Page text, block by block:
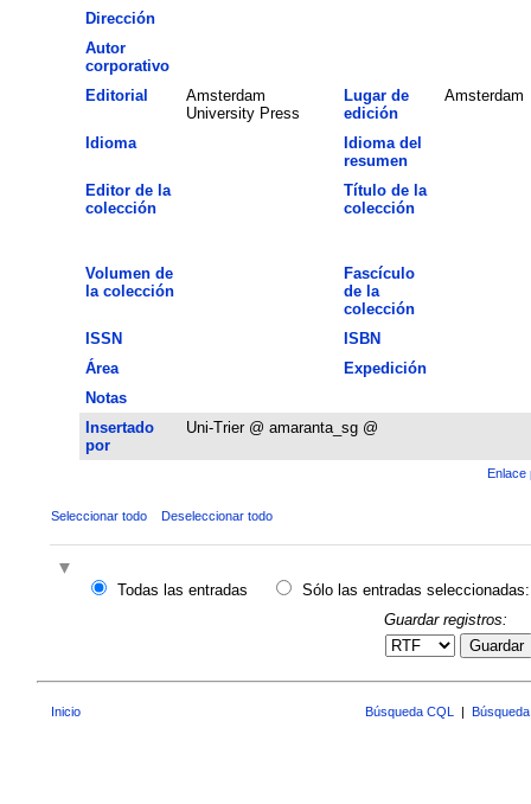
Dirección
Autor
corporativo
Editorial
Amsterdam
University Press
Lugar de
edición
Amsterdam
Idioma
Idioma del
resumen
Editor de la
colección
Título de la
colección
Volumen de
la colección
Fascículo
de la
colección
ISSN
ISBN
Área
Expedición
Notas
Insertado
por
Uni-Trier @ amaranta_sg @
Enlace
Seleccionar todo Deseleccionar todo
Todas las entradas
Sólo las entradas seleccionadas:
Guardar registros:
Guardar
Inicio Búsqueda CQL